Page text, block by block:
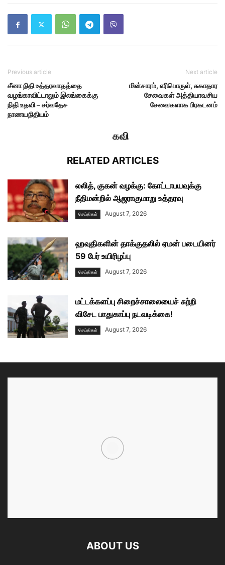
Previous article
சீனா நிதி உத்தரவாதத்தை
வழங்காவிட்டாலும் இலங்கைக்கு
நிதி உதவி – சர்வதேச
நாணயநிதியம்
Next article
மின்சாரம், எரிபொருள், சுகாதார
சேவைகள் அத்தியாவசிய
சேவைகளாக பிரகடனம்
கவி
RELATED ARTICLES
லலித், குகன் வழக்கு: கோட்டாபயவுக்கு
நீதிமன்றில் ஆஜராகுமாறு உத்தரவு
செய்திகள் August 7, 2026
ஹவுதிகளின் தாக்குதலில் ஏமன் படையினர்
59 பேர் உயிரிழப்பு
செய்திகள் August 7, 2026
மட்டக்களப்பு சிறைச்சாலையைச் சுற்றி
விசேட பாதுகாப்பு நடவடிக்கை!
செய்திகள் August 7, 2026
ABOUT US